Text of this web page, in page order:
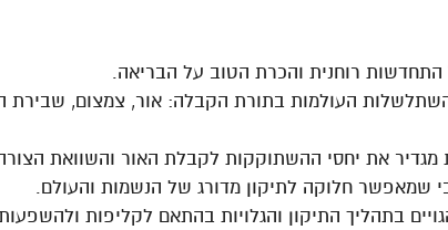
רוחנית והכרת הטוב על הבריאה.
העולמות בתורת הקבלה: אור, צמצום, שבירת
מגדיר את יחסי ההשתוקקות לקבלת האור והשוואת
שמאפשר חלוקה לתיקון מדורג של הנשמות והעולם.
בתהליך התיקון והגלויות בהתאם לקליפות